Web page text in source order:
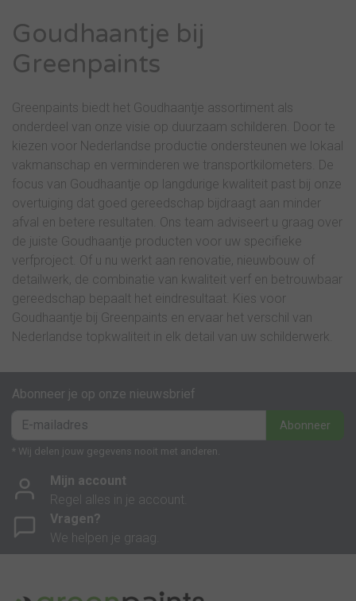
Goudhaantje bij
Greenpaints
Greenpaints biedt het Goudhaantje assortiment als
onderdeel van onze visie op duurzaam schilderen. Door te
kiezen voor Nederlandse productie ondersteunen we lokaal
vakmanschap en verminderen we transportkilometers. De
focus van Goudhaantje op langdurige kwaliteit past bij onze
overtuiging dat goed gereedschap bijdraagt aan minder
afval en betere resultaten. Ons team adviseert u graag over
de juiste Goudhaantje producten voor uw specifieke
verfproject. Of u nu werkt aan renovatie, nieuwbouw of
detailwerk, de combinatie van kwaliteit verf en betrouwbaar
gereedschap bepaalt het eindresultaat. Kies voor
Goudhaantje bij Greenpaints en ervaar het verschil van
Nederlandse topkwaliteit in elk detail van uw schilderwerk.
Abonneer je op onze nieuwsbrief
Abonneer
* Wij delen jouw gegevens nooit met anderen.
Mijn account
Regel alles in je account.
Vragen?
We helpen je graag.